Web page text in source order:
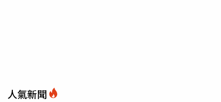
人氣新聞